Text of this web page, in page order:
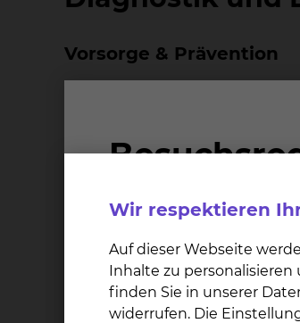
Vorsorge & Prävention
Risiko für eine Arthrose bzw.
Stoßbelastungen wird ein
Modifizierung des Sportprofils
Radfahren, Walken,
Ursachen & Symptome
Wir respektieren
Auf dieser Webseite
Inhalte zu
finden Sie in unserer
widerrufen. Die